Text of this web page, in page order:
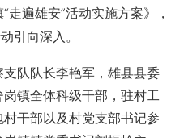
遍雄安”活动实施方案》，
引向深入。
队队长李艳军，雄县县委
镇全体科级干部，驻村工
干部以及村党支部书记参